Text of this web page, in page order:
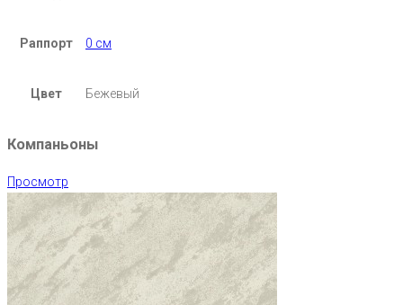
Раппорт 0 см
Цвет Бежевый
Компаньоны
Просмотр